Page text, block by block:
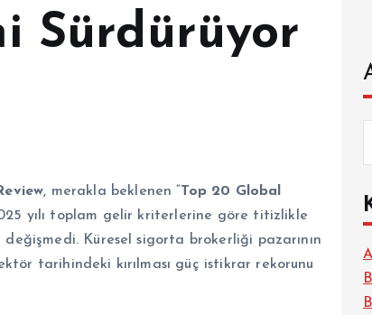
Sürdürüyor
, merakla beklenen “Top 20 Global
yılı toplam gelir kriterlerine göre titizlikle
Küresel sigorta brokerliği pazarının
tarihindeki kırılması güç istikrar rekorunu